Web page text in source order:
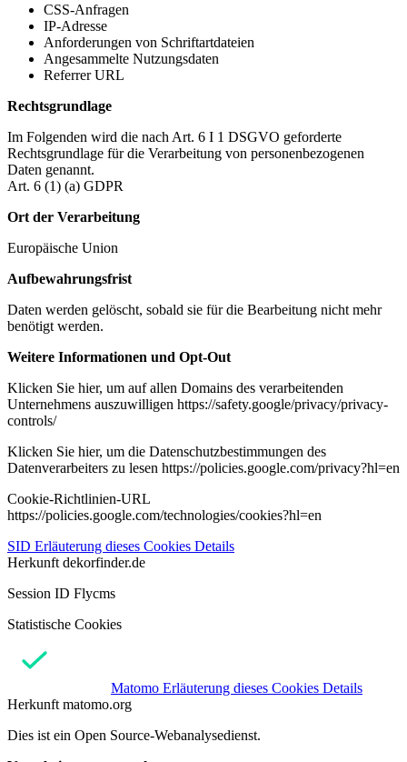
CSS-Anfragen
IP-Adresse
Anforderungen von Schriftartdateien
Angesammelte Nutzungsdaten
Referrer URL
Rechtsgrundlage
Im Folgenden wird die nach Art. 6 I 1 DSGVO geforderte
Rechtsgrundlage für die Verarbeitung von personenbezogenen
Daten genannt.
Art. 6 (1) (a) GDPR
Ort der Verarbeitung
Europäische Union
Aufbewahrungsfrist
Daten werden gelöscht, sobald sie für die Bearbeitung nicht mehr
benötigt werden.
Weitere Informationen und Opt-Out
Klicken Sie hier, um auf allen Domains des verarbeitenden
Unternehmens auszuwilligen https://safety.google/privacy/privacy-
controls/
Klicken Sie hier, um die Datenschutzbestimmungen des
Datenverarbeiters zu lesen https://policies.google.com/privacy?hl=en
Cookie-Richtlinien-URL
https://policies.google.com/technologies/cookies?hl=en
SID Erläuterung dieses Cookies Details
Herkunft dekorfinder.de
Session ID Flycms
Statistische Cookies
Matomo Erläuterung dieses Cookies Details
Herkunft matomo.org
Dies ist ein Open Source-Webanalysedienst.